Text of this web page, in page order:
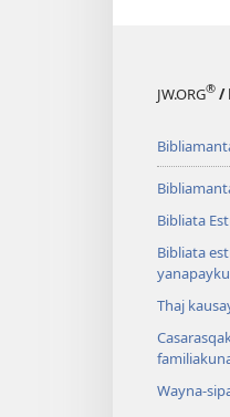
JW.ORG® /
Bibliata
Bibliata
Thaj
Wayna-